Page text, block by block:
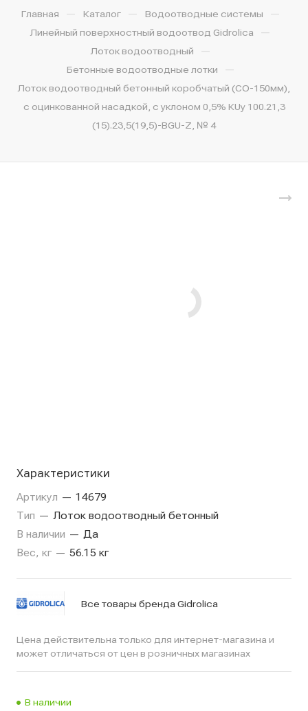
Главная — Каталог — Водоотводные системы —
Линейный поверхностный водоотвод Gidrolica —
Лоток водоотводный —
Бетонные водоотводные лотки —
Лоток водоотводный бетонный коробчатый (СО-150мм),
с оцинкованной насадкой, с уклоном 0,5% КUу 100.21,3
(15).23,5(19,5)-BGU-Z, № 4
Характеристики
Артикул — 14679
Тип — Лоток водоотводный бетонный
В наличии — Да
Вес, кг — 56.15 кг
Все товары бренда Gidrolica
Цена действительна только для интернет-магазина и
может отличаться от цен в розничных магазинах
В наличии